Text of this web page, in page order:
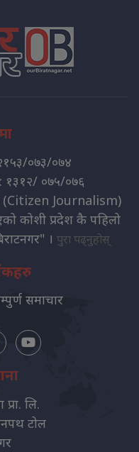
०७३/०७४
१३१२/ ०७५/०७६
(Citizen Journalism)
कोशी प्रदेश कै पहिलो
। पुरा पढ्नुहोस्
समाचार
लि.
टोल